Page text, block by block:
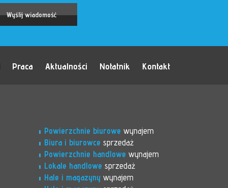
Praca Aktualności Notatnik Kontakt
Powierzchnie biurowe wynajem
Biura i biurowce sprzedaż
Powierzchnie handlowe wynajem
Lokale handlowe sprzedaż
Hale i magazyny wynajem